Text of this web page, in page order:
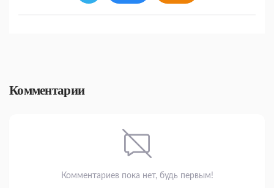
Комментарии
Комментариев пока нет, будь первым!